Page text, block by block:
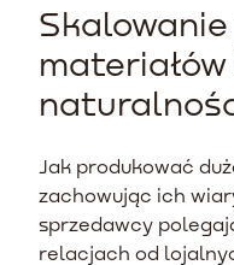
Jak produkować
zachowując ich
sprzedawcy
relacjach od